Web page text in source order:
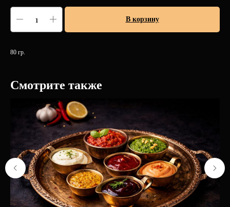
В корзину
80 гр.
Смотрите также